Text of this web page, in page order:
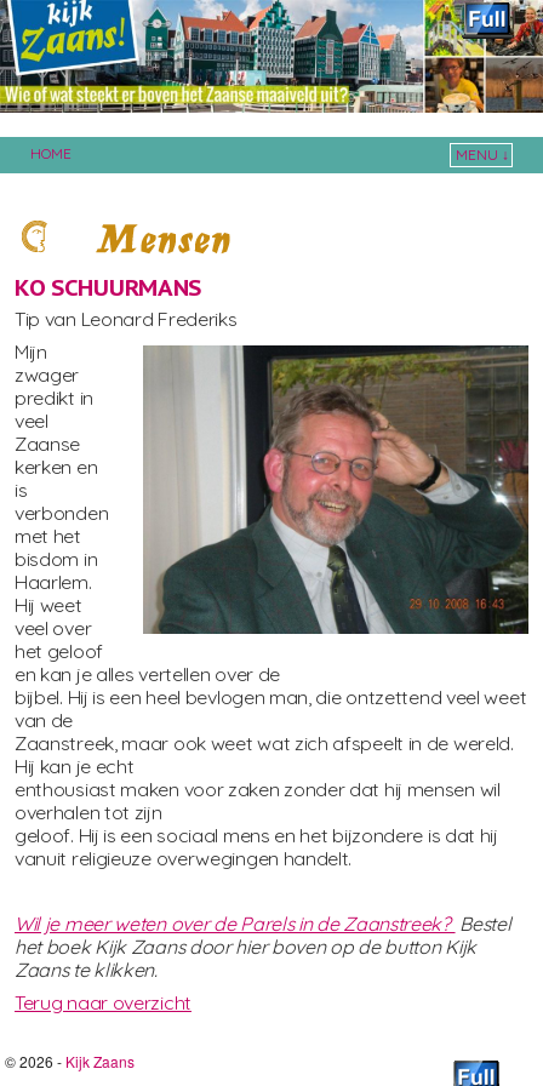
HOME
MENU ↓
KO SCHUURMANS
Tip van Leonard Frederiks
Mijn
zwager
predikt in
veel
Zaanse
kerken en
is
verbonden
met het
bisdom in
Haarlem.
Hij weet
veel over
het geloof
en kan je alles vertellen over de
bijbel. Hij is een heel bevlogen man, die ontzettend veel weet
van de
Zaanstreek, maar ook weet wat zich afspeelt in de wereld.
Hij kan je echt
enthousiast maken voor zaken zonder dat hij mensen wil
overhalen tot zijn
geloof. Hij is een sociaal mens en het bijzondere is dat hij
vanuit religieuze overwegingen handelt.
Wil je meer weten over de Parels in de Zaanstreek? Bestel
het boek Kijk Zaans door hier boven op de button Kijk
Zaans te klikken.
Terug naar overzicht
© 2026 - Kijk Zaans